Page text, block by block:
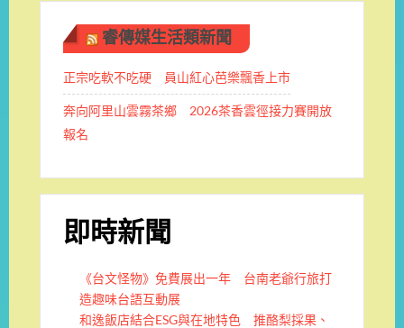
睿傳媒生活類新聞
正宗吃軟不吃硬 員山紅心芭樂飄香上市
奔向阿里山雲霧茶鄉 2026茶香雲徑接力賽開放
報名
即時新聞
《台文怪物》免費展出一年 台南老爺行旅打
造趣味台語互動展
和逸飯店結合ESG與在地特色 推酪梨採果、